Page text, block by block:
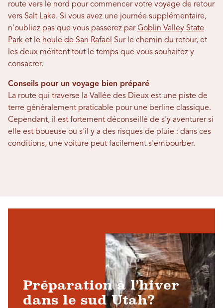
route vers le nord pour commencer votre voyage de retour
vers Salt Lake. Si vous avez une journée supplémentaire,
n'oubliez pas que vous passerez parGoblin Valley State
Park et le houle de San Rafael
Sur le chemin du retour, et
les deux méritent tout le temps que vous souhaitez y
consacrer.
Conseils pour un voyage bien préparé
La route qui traverse la Vallée des Dieux est une piste de
terre généralement praticable pour une berline classique.
Cependant, il est fortement déconseillé de s'y aventurer si
elle est boueuse ou s'il y a des risques de pluie : dans ces
conditions, une voiture peut facilement s'embourber.
Préparation à l'hiver
dans le sud Utah?